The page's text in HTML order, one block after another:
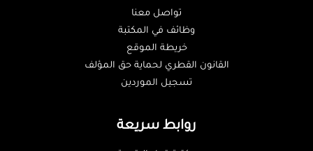
تواصل معنا
وظائف في المكتبة
خريطة الموقع
القانون القطري لحماية حق المؤلف
تسجيل الموردين
روابط سريعة